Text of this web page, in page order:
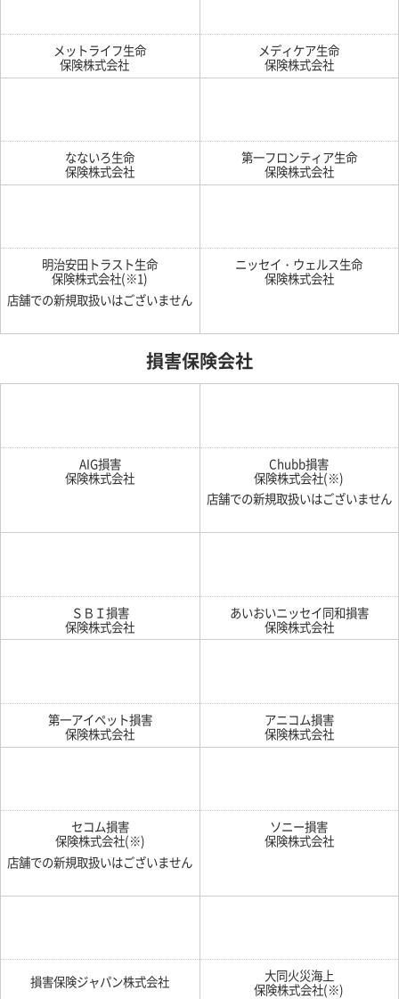
メットライフ生命
保険株式会社
メディケア生命
保険株式会社
なないろ生命
保険株式会社
第一フロンティア生命
保険株式会社
明治安田トラスト生命
保険株式会社(※1)
店舗での新規取扱いはございません
ニッセイ・ウェルス生命
保険株式会社
損害保険会社
AIG損害
保険株式会社
Chubb損害
保険株式会社(※)
店舗での新規取扱いはございません
ＳＢＩ損害
保険株式会社
あいおいニッセイ同和損害
保険株式会社
第一アイペット損害
保険株式会社
アニコム損害
保険株式会社
セコム損害
保険株式会社(※)
店舗での新規取扱いはございません
ソニー損害
保険株式会社
損害保険ジャパン株式会社
大同火災海上
保険株式会社(※)